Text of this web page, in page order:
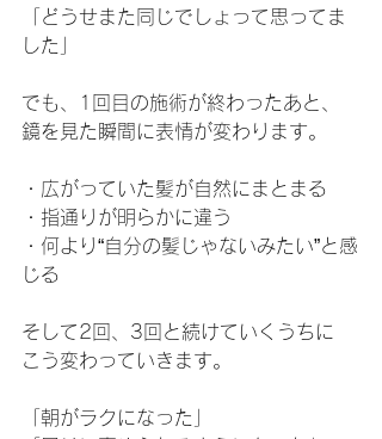
「どうせまた同じでしょって思ってま
した」
でも、1回目の施術が終わったあと、
鏡を見た瞬間に表情が変わります。
・広がっていた髪が自然にまとまる
・指通りが明らかに違う
・何より“自分の髪じゃないみたい”と感
じる
そして2回、3回と続けていくうちに
こう変わっていきます。
「朝がラクになった」